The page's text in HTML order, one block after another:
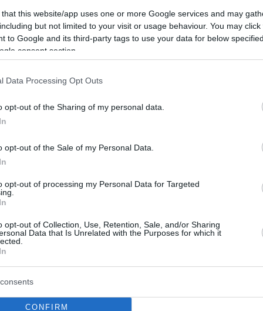
that this website/app uses one or more Google services and may
but not limited to your visit or usage behaviour. You may
to Google and its third-party tags to use your data for below
consent section.
Data Processing Opt Outs
opt-out of the Sharing of my personal data.
opt-out of the Sale of my Personal Data.
opt-out of processing my Personal Data for Targeted
opt-out of Collection, Use, Retention, Sale, and/or Sharing
Data that Is Unrelated with the Purposes for which it
CONFIRM
είναι τα μπαλάκια του τένις;
άλυτη η διαμάχη!
αυτό είναι το καυτό ερώτημα και όχι ποιος είναι
παίκτης στην ιστορία
2